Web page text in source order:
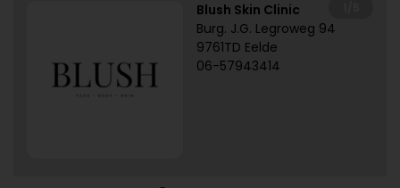
Blush Skin Clinic
Burg. J.G. Legroweg 94
9761TD Eelde
06-57943414